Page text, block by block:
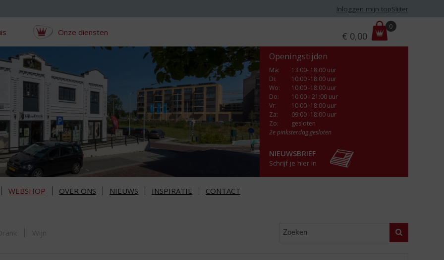
Inloggen mijn topSlijter
Onze diensten
r
i
€ 0,00
0
Openingstijden
Ma:
13:00- 18:00 uur
Di:
10:00 -18:00 uur
Wo:
10:00 -18:00 uur
Do:
10:00 - 21:00 uur
Vr:
10:00 -18:00 uur
Za:
09:00 -18:00 uur
Zo:
gesloten
2e pinksterdag gesloten
NIEUWSBRIEF
Schrijf je hier in
WEBSHOP OVER ONS NIEUWS INSPIRATIE CONTACT
Zoeken
Wijn